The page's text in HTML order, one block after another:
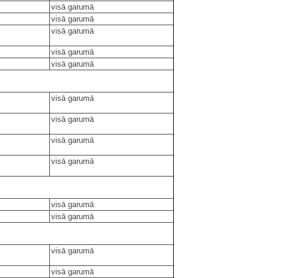
visā garumā
visā garumā
visā garumā
visā garumā
visā garumā
visā garumā
visā garumā
visā garumā
visā garumā
visā garumā
visā garumā
visā garumā
visā garumā